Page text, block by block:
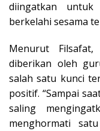
diingatkan
berkelahi sesama
Menurut
diberikan oleh
salah satu kunci
positif. “Sampai
saling
menghormati